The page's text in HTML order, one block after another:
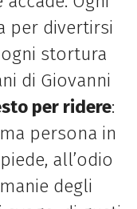
per divertirsi
ogni stortura
di Giovanni
per ridere:
persona in
all’odio
degli